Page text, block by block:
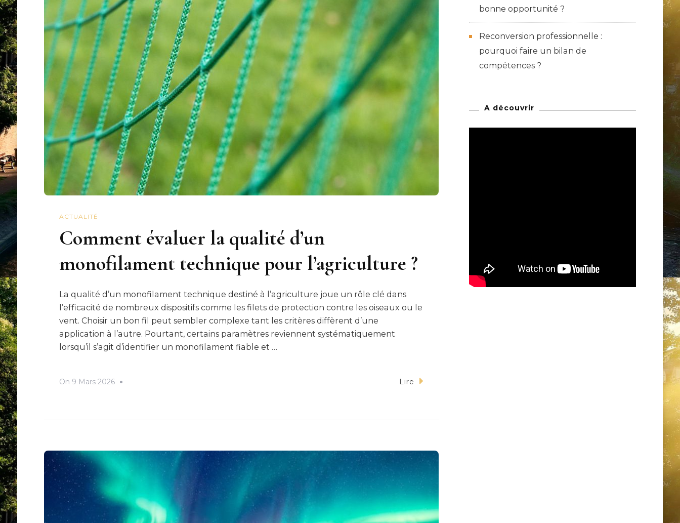
ACTUALITÉ
Comment évaluer la qualité d’un
monofilament technique pour l’agriculture ?
La qualité d’un monofilament technique destiné à l’agriculture joue un rôle clé dans
l’efficacité de nombreux dispositifs comme les filets de protection contre les oiseaux ou le
vent. Choisir un bon fil peut sembler complexe tant les critères diffèrent d’une
application à l’autre. Pourtant, certains paramètres reviennent systématiquement
lorsqu’il s’agit d’identifier un monofilament fiable et …
On 9 Mars 2026 Lire
bonne opportunité ?
Reconversion professionnelle :
pourquoi faire un bilan de
compétences ?
A découvrir